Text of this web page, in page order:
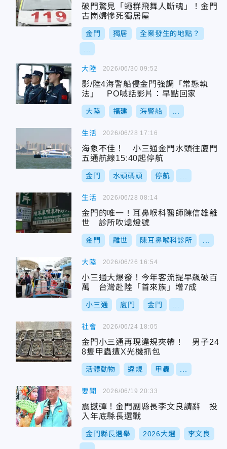
破門驚見「蠅群飛舞人斷魂」！金門
古崗婦慘死獨居屋
金門 獨居 全案發生的地點？
大陸
影/陸4海警船侵金門強調「常態執
法」 PO喊話影片：早點回家
大陸 福建 海警船
2026/06/30 09:52
生活
海象不佳！ 小三通金門水頭往廈門
五通航線15:40起停航
金門 水頭碼頭 停航
2026/06/28 17:16
生活
金門的唯一！耳鼻喉科醫師陳信雄離
世 診所吹熄燈號
金門 離世 陳耳鼻喉科診所
2026/06/28 08:14
大陸
小三通大爆發！今年客流提早飆破百
萬 台灣赴陸「首來族」增7成
小三通 廈門 金門
2026/06/26 16:54
社會
金門小三通再現違規夾帶！ 男子24
8隻甲蟲遭X光機抓包
活體動物 違規 甲蟲
2026/06/24 18:05
要聞
震撼彈！金門副縣長李文良請辭 投
入年底縣長選戰
金門縣長選舉 2026大選 李文良
2026/06/19 20:33